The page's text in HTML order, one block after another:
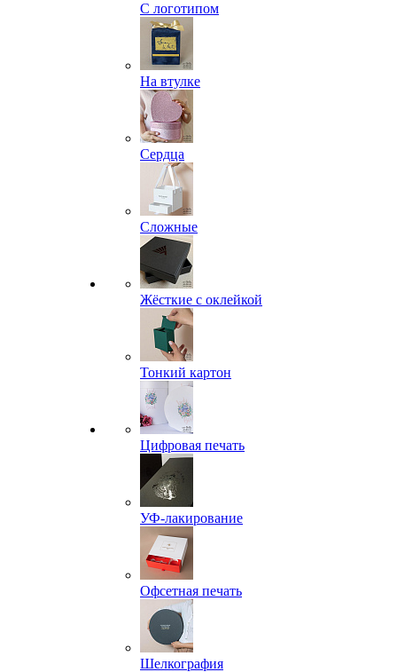
С логотипом
На втулке
Сердца
Сложные
Жёсткие с оклейкой
Тонкий картон
Цифровая печать
УФ-лакирование
Офсетная печать
Шелкография